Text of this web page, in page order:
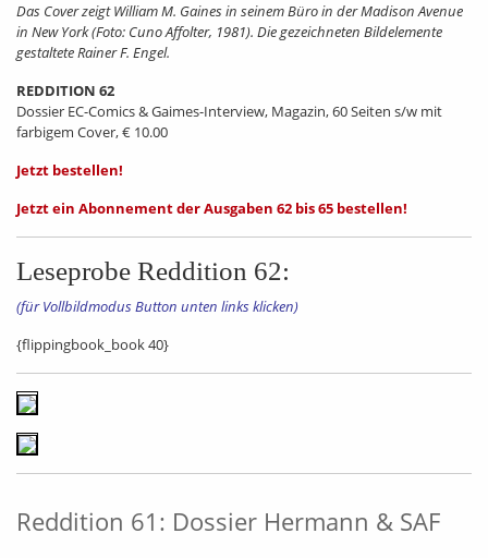
Das Cover zeigt William M. Gaines in seinem Büro in der Madison Avenue
in New York (Foto: Cuno Affolter, 1981). Die gezeichneten Bildelemente
gestaltete Rainer F. Engel.
REDDITION 62
Dossier EC-Comics & Gaimes-Interview, Magazin, 60 Seiten s/w mit
farbigem Cover, € 10.00
Jetzt bestellen!
Jetzt ein Abonnement der Ausgaben 62 bis 65 bestellen!
Leseprobe Reddition 62:
(für Vollbildmodus Button unten links klicken)
{flippingbook_book 40}
Reddition 61: Dossier Hermann & SAF